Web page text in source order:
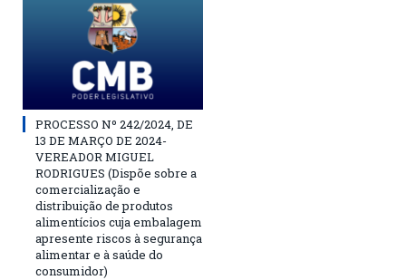
PROCESSO Nº 242/2024, DE
13 DE MARÇO DE 2024-
VEREADOR MIGUEL
RODRIGUES (Dispõe sobre a
comercialização e
distribuição de produtos
alimentícios cuja embalagem
apresente riscos à segurança
alimentar e à saúde do
consumidor)